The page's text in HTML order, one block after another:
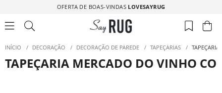
OFERTA DE BOAS-VINDAS LOVESAYRUG
INÍCIO / DECORAÇÃO / DECORAÇÃO DE PAREDE / TAPEÇARIAS /
TAPEÇARIA MERCADO DO VINHO